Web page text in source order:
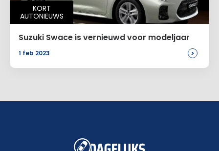
KORT
AUTONIEUWS
Suzuki Swace is vernieuwd voor modeljaar
1 feb 2023 >